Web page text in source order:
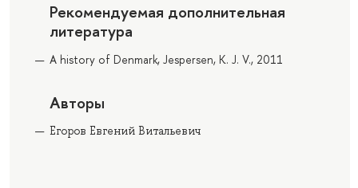
Рекомендуемая дополнительная
литература
A history of Denmark, Jespersen, K. J. V., 2011
Авторы
Егоров Евгений Витальевич